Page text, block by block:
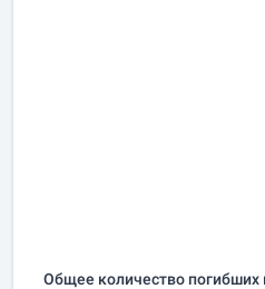
Общее количество погибших